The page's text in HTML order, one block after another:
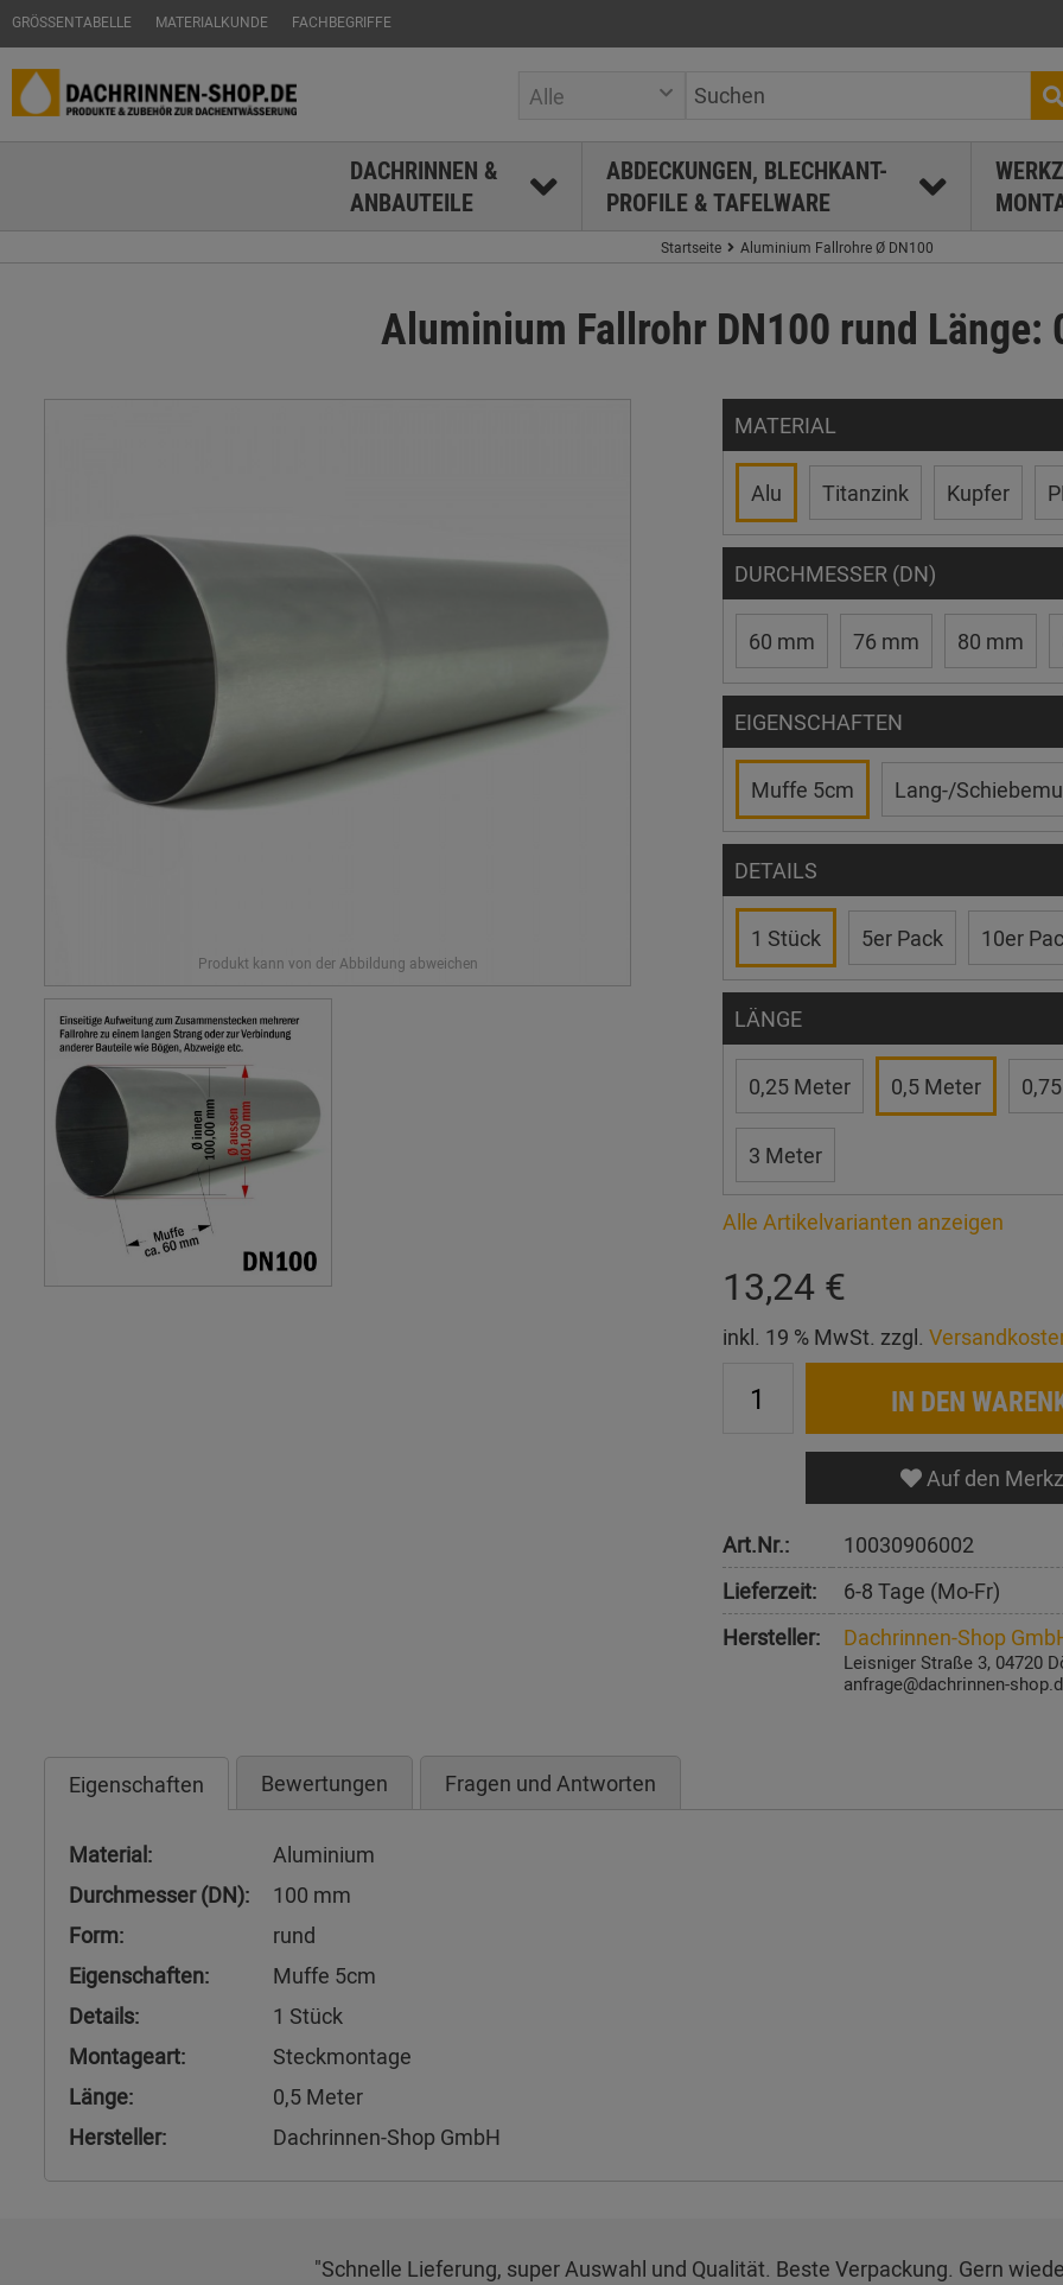
GRÖSSENTABELLE MATERIALKUNDE FACHBEGRIFFE
Alle
DACHRINNEN &
ANBAUTEILE
ABDECKUNGEN, BLECHKANT-
PROFILE & TAFELWARE
Startseite Aluminium Fallrohre Ø DN100
Aluminium Fallrohr DN100 rund Länge:
MATERIAL
Alu Titanzink Kupfer
DURCHMESSER (DN)
60 mm 76 mm 80 mm
EIGENSCHAFTEN
Muffe 5cm Lang-/
DETAILS
1 Stück 5er Pack 10er
LÄNGE
0,25 Meter 0,5 Meter
3 Meter
Alle Artikelvarianten anzeigen
13,24 €
inkl. 19 % MwSt. zzgl.
IN DEN
Auf den
Art.Nr.:
10030906002
Lieferzeit:
6-8 Tage (Mo-Fr)
Hersteller:
Dachrinnen-Shop
Leisniger Straße 3, 04720
anfrage@dachrinnen-
Eigenschaften Bewertungen Fragen und Antworten
Material:
Aluminium
Durchmesser (DN):
100 mm
Form:
rund
Eigenschaften:
Muffe 5cm
Details:
1 Stück
Montageart:
Steckmontage
Länge:
0,5 Meter
Hersteller:
Dachrinnen-Shop GmbH
"Schnelle Lieferung, super Auswahl und Qualität. Beste Verpackung. Gern